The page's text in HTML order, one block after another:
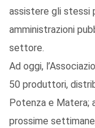
assistere gli stessi
amministrazioni
settore.
Ad oggi,
50 produttori,
Potenza e Matera;
prossime